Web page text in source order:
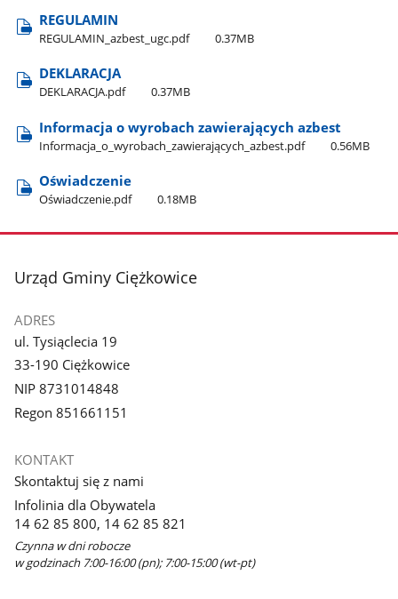
REGULAMIN
REGULAMIN​_azbest​_ugc.pdf 0.37MB
DEKLARACJA
DEKLARACJA.pdf 0.37MB
Informacja o wyrobach zawierających azbest
Informacja​_o​_wyrobach​_zawierających​_azbest.pdf 0.56MB
Oświadczenie
Oświadczenie.pdf 0.18MB
stopka
Urząd Gminy Ciężkowice
ADRES
ul. Tysiąclecia 19
33-190 Ciężkowice
NIP 8731014848
Regon 851661151
KONTAKT
Skontaktuj się z nami
Infolinia dla Obywatela
14 62 85 800, 14 62 85 821
Czynna w dni robocze
w godzinach 7:00-16:00 (pn); 7:00-15:00 (wt-pt)